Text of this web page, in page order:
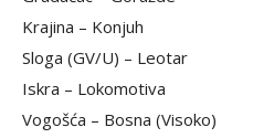
Krajina – Konjuh
Sloga (GV/U) – Leotar
Iskra – Lokomotiva
Vogošća – Bosna (Visoko)